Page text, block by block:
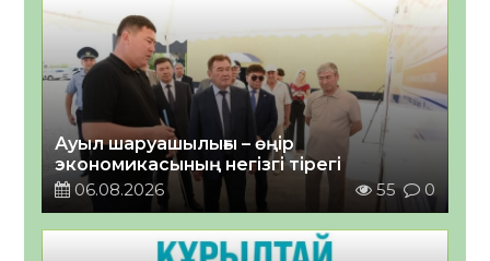
Ауыл шаруашылығы – өңір
экономикасының негізгі тірегі
06.08.2026
55 0